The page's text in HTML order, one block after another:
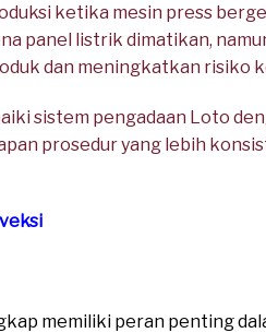
ketika mesin press
panel listrik dimatikan,
dan meningkatkan risiko
sistem pengadaan Loto
prosedur yang lebih
memiliki peran penting